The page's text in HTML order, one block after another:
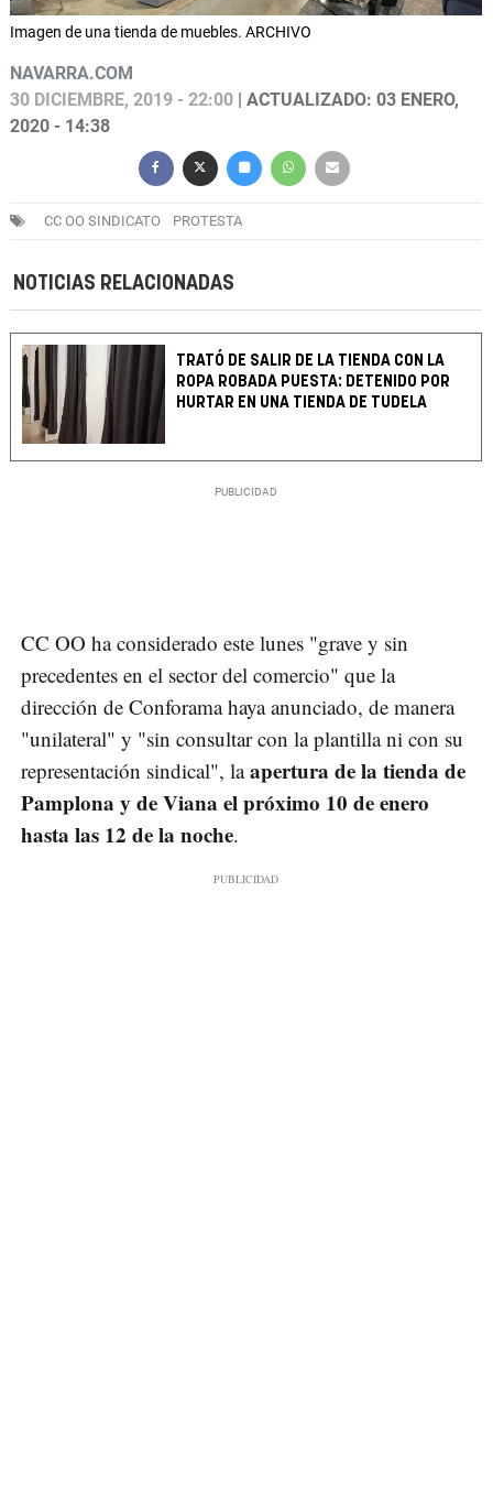
Imagen de una tienda de muebles. ARCHIVO
NAVARRA.COM
30 DICIEMBRE, 2019 - 22:00 | ACTUALIZADO: 03 ENERO,
2020 - 14:38
CC OO SINDICATO PROTESTA
NOTICIAS RELACIONADAS
TRATÓ DE SALIR DE LA TIENDA CON LA
ROPA ROBADA PUESTA: DETENIDO POR
HURTAR EN UNA TIENDA DE TUDELA
CC OO ha considerado este lunes "grave y sin
precedentes en el sector del comercio" que la
dirección de Conforama haya anunciado, de manera
"unilateral" y "sin consultar con la plantilla ni con su
representación sindical", laapertura de la tienda de
Pamplona y de Viana el próximo 10 de enero
hasta las 12 de la noche.